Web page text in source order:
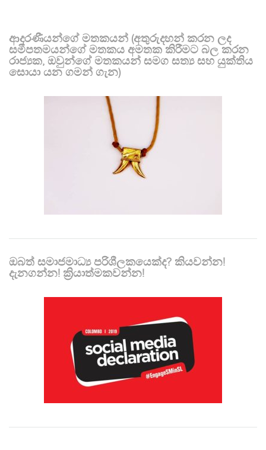
ආදරණීයන්ගේ මතකයන් (අතුරුදහන් කරන ලද
සමීපතමයන්ගේ මතකය අමතක කිරීමට බල කරන
රාජ්‍යක, ඔවුන්ගේ මතකයන් සමග සත්‍ය සහ යුක්තිය
සොයා යන ගමන් ගැන)
ඔබත් සමාජමාධ්‍ය පරිශීලකයෙක්ද? කියවන්න!
දැනගන්න! ක්‍රියාත්මකවන්න!